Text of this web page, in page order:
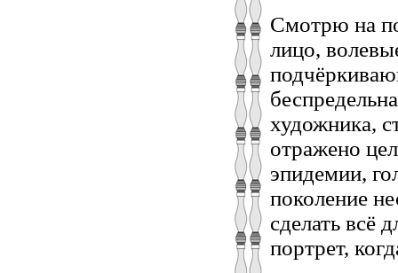
Смотрю на
лицо,
художника,
отражено
эпидемии,
поколение
сделать всё
портрет,